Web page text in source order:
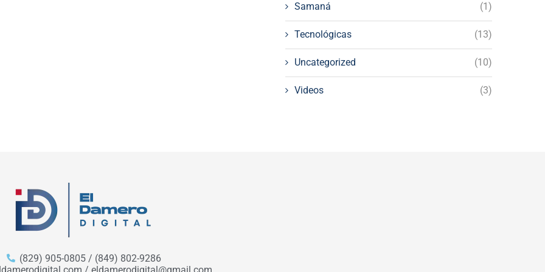
Samaná (1)
Tecnológicas (13)
Uncategorized (10)
Videos (3)
(829) 905-0805 / (849) 802-9286
/ eldamerodigital@gmail.com